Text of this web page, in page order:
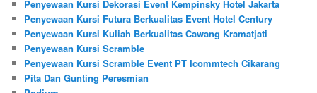
Penyewaan Kursi Dekorasi Event Kempinsky Hotel Jakarta
Penyewaan Kursi Futura Berkualitas Event Hotel Century
Penyewaan Kursi Kuliah Berkualitas Cawang Kramatjati
Penyewaan Kursi Scramble
Penyewaan Kursi Scramble Event PT Icommtech Cikarang
Pita Dan Gunting Peresmian